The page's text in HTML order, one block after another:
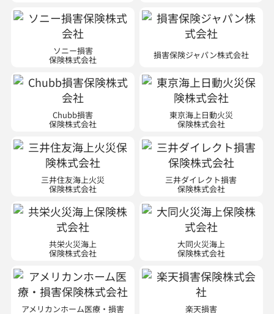
ソニー損害
保険株式会社 損害保険ジャパン株式会社
Chubb損害
保険株式会社
東京海上日動火災
保険株式会社
三井住友海上火災
保険株式会社
三井ダイレクト損害
保険株式会社
共栄火災海上
保険株式会社
大同火災海上
保険株式会社
アメリカンホーム医療・損害
保険株式会社
※現在は新規契約のお取り扱いはご
ざいません。
楽天損害
保険株式会社
※ 現在は自動車・傷害・新種の新規
契約のお取り扱いはございません。